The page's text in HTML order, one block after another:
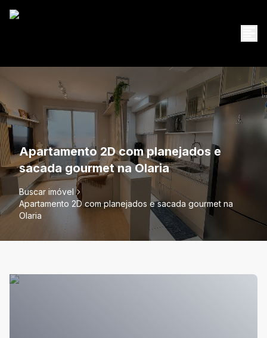
Apartamento 2D com planejados e
sacada gourmet na Olaria
Buscar imóvel
Apartamento 2D com planejados e sacada gourmet na
Olaria